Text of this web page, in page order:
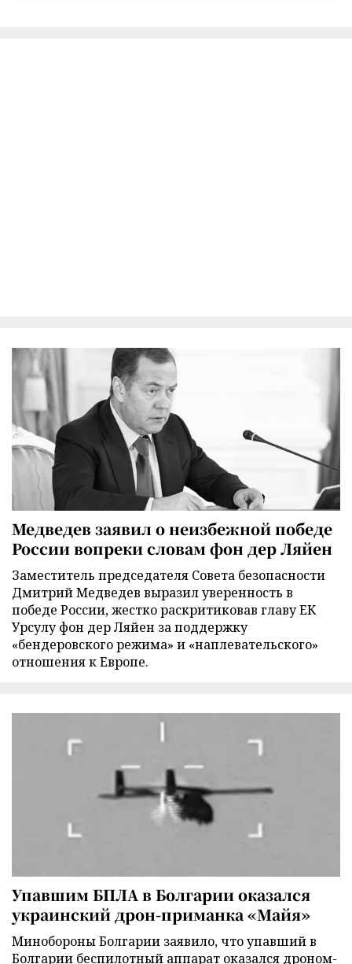
Медведев заявил о неизбежной победе
России вопреки словам фон дер Ляйен
Заместитель председателя Совета безопасности
Дмитрий Медведев выразил уверенность в
победе России, жестко раскритиковав главу ЕК
Урсулу фон дер Ляйен за поддержку
«бендеровского режима» и «наплевательского»
отношения к Европе.
Упавшим БПЛА в Болгарии оказался
украинский дрон-приманка «Майя»
Минобороны Болгарии заявило, что упавший в
Болгарии беспилотный аппарат оказался дроном-